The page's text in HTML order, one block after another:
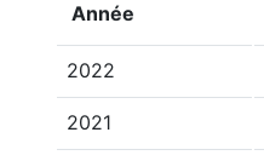
Année
2022
2021